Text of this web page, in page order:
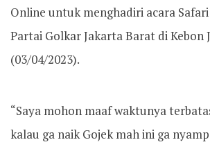
Online untuk menghadiri acara
Partai Golkar Jakarta Barat di Kebon
(03/04/2023).
“Saya mohon maaf waktunya
kalau ga naik Gojek mah ini ga